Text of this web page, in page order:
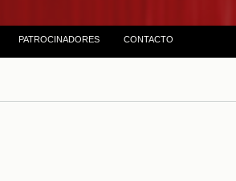
PATROCINADORES CONTACTO